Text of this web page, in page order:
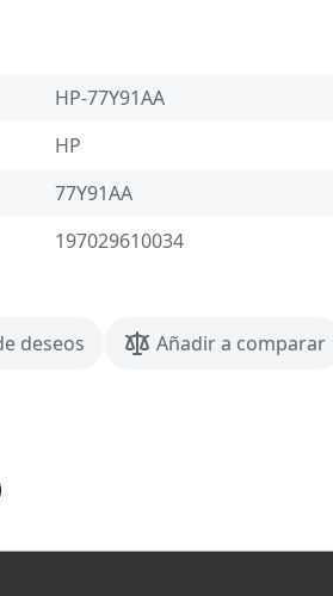
HP-77Y91AA
HP
77Y91AA
197029610034
deseos Añadir a comparar